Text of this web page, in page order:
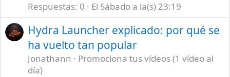
Respuestas 0 El Sábado a la(s) 23:19
Hydra Launcher explicado: por qué se
ha vuelto tan popular
Jonathann
Promociona tus vídeos (1 vídeo al
día)